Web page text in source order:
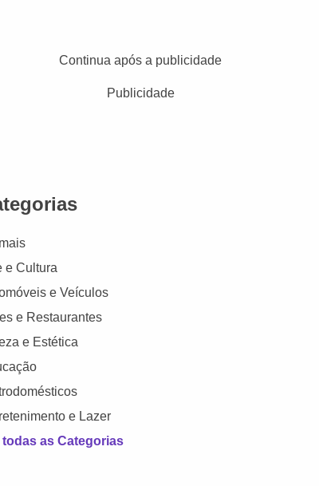
Continua após a publicidade
Publicidade
e Cultura
e Veículos
e Restaurantes
e Estética
e Lazer
todas as Categorias